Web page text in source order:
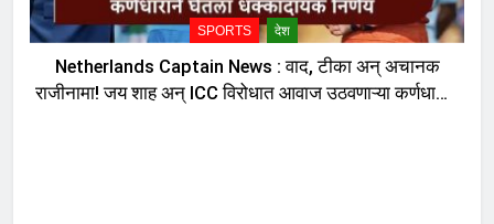
SPORTS देश
Netherlands Captain News : वाद, टीका अन् अचानक
राजीनामा! जय शाह अन् ICC विरोधात आवाज उठवणाऱ्या कर्णधाराने